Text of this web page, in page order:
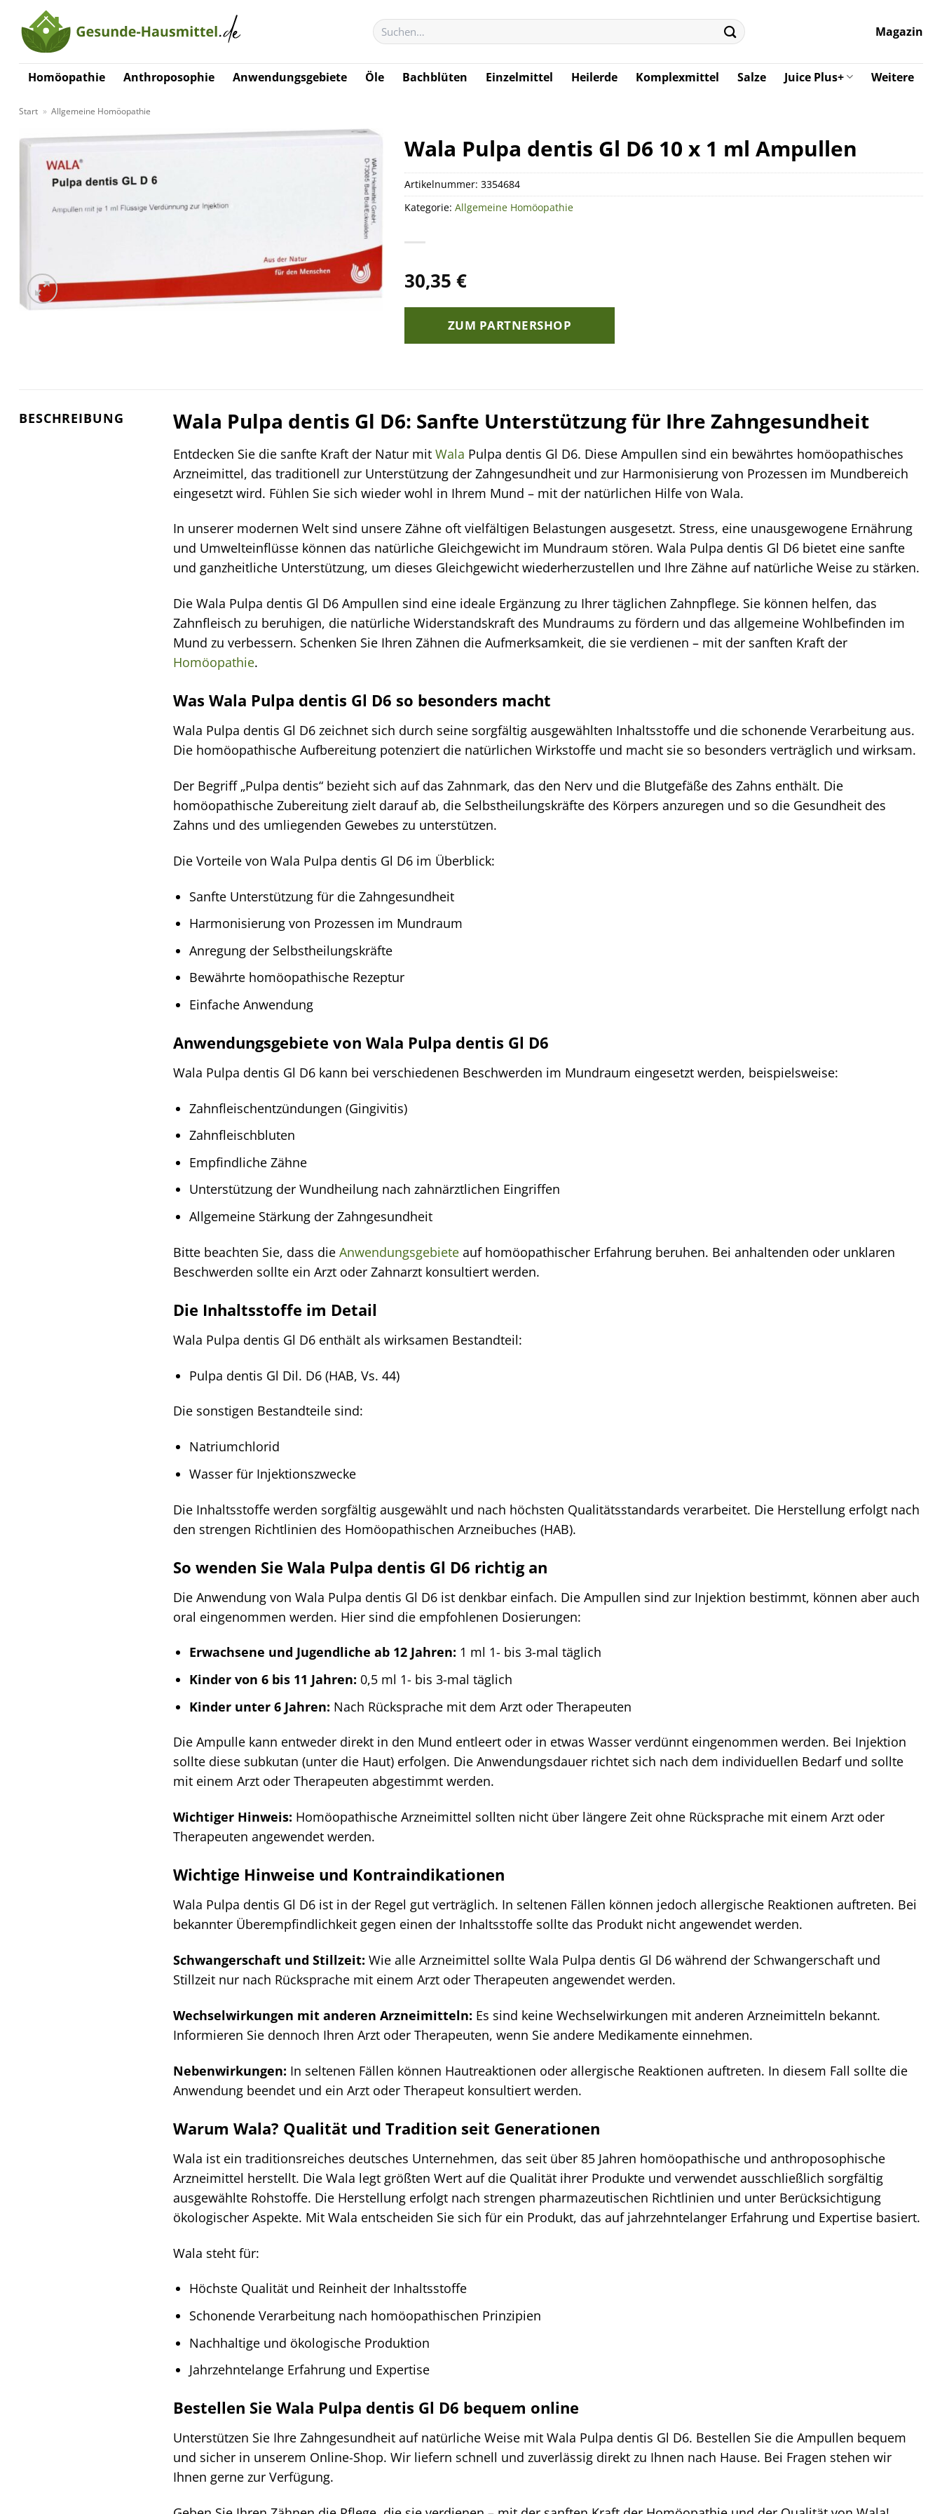
Inhalt
springen
Suchen
nach:
Magazin
Homöopathie Anthroposophie Anwendungsgebiete Öle Bachblüten Einzelmittel Heilerde Komplexmittel Salze Juice Plus+ Weitere
Start » Allgemeine Homöopathie
Wala Pulpa dentis Gl D6 10 x 1 ml Ampullen
30,35 €
ZUM PARTNERSHOP
Artikelnummer: 3354684
Kategorie: Allgemeine Homöopathie
BESCHREIBUNG Wala Pulpa dentis Gl D6: Sanfte Unterstützung für Ihre Zahngesundheit
Entdecken Sie die sanfte Kraft der Natur mit Wala Pulpa dentis Gl D6. Diese Ampullen sind ein bewährtes homöopathisches
Arzneimittel, das traditionell zur Unterstützung der Zahngesundheit und zur Harmonisierung von Prozessen im Mundbereich
eingesetzt wird. Fühlen Sie sich wieder wohl in Ihrem Mund – mit der natürlichen Hilfe von Wala.
In unserer modernen Welt sind unsere Zähne oft vielfältigen Belastungen ausgesetzt. Stress, eine unausgewogene Ernährung
und Umwelteinflüsse können das natürliche Gleichgewicht im Mundraum stören. Wala Pulpa dentis Gl D6 bietet eine sanfte
und ganzheitliche Unterstützung, um dieses Gleichgewicht wiederherzustellen und Ihre Zähne auf natürliche Weise zu stärken.
Die Wala Pulpa dentis Gl D6 Ampullen sind eine ideale Ergänzung zu Ihrer täglichen Zahnpflege. Sie können helfen, das
Zahnfleisch zu beruhigen, die natürliche Widerstandskraft des Mundraums zu fördern und das allgemeine Wohlbefinden im
Mund zu verbessern. Schenken Sie Ihren Zähnen die Aufmerksamkeit, die sie verdienen – mit der sanften Kraft der
Homöopathie.
Was Wala Pulpa dentis Gl D6 so besonders macht
Wala Pulpa dentis Gl D6 zeichnet sich durch seine sorgfältig ausgewählten Inhaltsstoffe und die schonende Verarbeitung aus.
Die homöopathische Aufbereitung potenziert die natürlichen Wirkstoffe und macht sie so besonders verträglich und wirksam.
Der Begriff „Pulpa dentis“ bezieht sich auf das Zahnmark, das den Nerv und die Blutgefäße des Zahns enthält. Die
homöopathische Zubereitung zielt darauf ab, die Selbstheilungskräfte des Körpers anzuregen und so die Gesundheit des
Zahns und des umliegenden Gewebes zu unterstützen.
Die Vorteile von Wala Pulpa dentis Gl D6 im Überblick:
Sanfte Unterstützung für die Zahngesundheit
Harmonisierung von Prozessen im Mundraum
Anregung der Selbstheilungskräfte
Bewährte homöopathische Rezeptur
Einfache Anwendung
Anwendungsgebiete von Wala Pulpa dentis Gl D6
Wala Pulpa dentis Gl D6 kann bei verschiedenen Beschwerden im Mundraum eingesetzt werden, beispielsweise:
Zahnfleischentzündungen (Gingivitis)
Zahnfleischbluten
Empfindliche Zähne
Unterstützung der Wundheilung nach zahnärztlichen Eingriffen
Allgemeine Stärkung der Zahngesundheit
Bitte beachten Sie, dass die Anwendungsgebiete auf homöopathischer Erfahrung beruhen. Bei anhaltenden oder unklaren
Beschwerden sollte ein Arzt oder Zahnarzt konsultiert werden.
Die Inhaltsstoffe im Detail
Wala Pulpa dentis Gl D6 enthält als wirksamen Bestandteil:
Pulpa dentis Gl Dil. D6 (HAB, Vs. 44)
Die sonstigen Bestandteile sind:
Natriumchlorid
Wasser für Injektionszwecke
Die Inhaltsstoffe werden sorgfältig ausgewählt und nach höchsten Qualitätsstandards verarbeitet. Die Herstellung erfolgt nach
den strengen Richtlinien des Homöopathischen Arzneibuches (HAB).
So wenden Sie Wala Pulpa dentis Gl D6 richtig an
Die Anwendung von Wala Pulpa dentis Gl D6 ist denkbar einfach. Die Ampullen sind zur Injektion bestimmt, können aber auch
oral eingenommen werden. Hier sind die empfohlenen Dosierungen:
Erwachsene und Jugendliche ab 12 Jahren: 1 ml 1- bis 3-mal täglich
Kinder von 6 bis 11 Jahren: 0,5 ml 1- bis 3-mal täglich
Kinder unter 6 Jahren: Nach Rücksprache mit dem Arzt oder Therapeuten
Die Ampulle kann entweder direkt in den Mund entleert oder in etwas Wasser verdünnt eingenommen werden. Bei Injektion
sollte diese subkutan (unter die Haut) erfolgen. Die Anwendungsdauer richtet sich nach dem individuellen Bedarf und sollte
mit einem Arzt oder Therapeuten abgestimmt werden.
Wichtiger Hinweis: Homöopathische Arzneimittel sollten nicht über längere Zeit ohne Rücksprache mit einem Arzt oder
Therapeuten angewendet werden.
Wichtige Hinweise und Kontraindikationen
Wala Pulpa dentis Gl D6 ist in der Regel gut verträglich. In seltenen Fällen können jedoch allergische Reaktionen auftreten. Bei
bekannter Überempfindlichkeit gegen einen der Inhaltsstoffe sollte das Produkt nicht angewendet werden.
Schwangerschaft und Stillzeit: Wie alle Arzneimittel sollte Wala Pulpa dentis Gl D6 während der Schwangerschaft und
Stillzeit nur nach Rücksprache mit einem Arzt oder Therapeuten angewendet werden.
Wechselwirkungen mit anderen Arzneimitteln: Es sind keine Wechselwirkungen mit anderen Arzneimitteln bekannt.
Informieren Sie dennoch Ihren Arzt oder Therapeuten, wenn Sie andere Medikamente einnehmen.
Nebenwirkungen: In seltenen Fällen können Hautreaktionen oder allergische Reaktionen auftreten. In diesem Fall sollte die
Anwendung beendet und ein Arzt oder Therapeut konsultiert werden.
Warum Wala? Qualität und Tradition seit Generationen
Wala ist ein traditionsreiches deutsches Unternehmen, das seit über 85 Jahren homöopathische und anthroposophische
Arzneimittel herstellt. Die Wala legt größten Wert auf die Qualität ihrer Produkte und verwendet ausschließlich sorgfältig
ausgewählte Rohstoffe. Die Herstellung erfolgt nach strengen pharmazeutischen Richtlinien und unter Berücksichtigung
ökologischer Aspekte. Mit Wala entscheiden Sie sich für ein Produkt, das auf jahrzehntelanger Erfahrung und Expertise basiert.
Wala steht für:
Höchste Qualität und Reinheit der Inhaltsstoffe
Schonende Verarbeitung nach homöopathischen Prinzipien
Nachhaltige und ökologische Produktion
Jahrzehntelange Erfahrung und Expertise
Bestellen Sie Wala Pulpa dentis Gl D6 bequem online
Unterstützen Sie Ihre Zahngesundheit auf natürliche Weise mit Wala Pulpa dentis Gl D6. Bestellen Sie die Ampullen bequem
und sicher in unserem Online-Shop. Wir liefern schnell und zuverlässig direkt zu Ihnen nach Hause. Bei Fragen stehen wir
Ihnen gerne zur Verfügung.